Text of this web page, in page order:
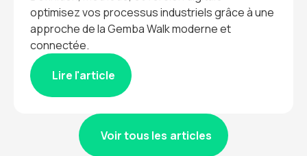
optimisez vos processus industriels grâce à une
approche de la Gemba Walk moderne et
connectée.
Lire l'article
Voir tous les articles